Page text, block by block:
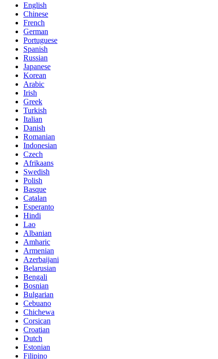
English
Chinese
French
German
Portuguese
Spanish
Russian
Japanese
Korean
Arabic
Irish
Greek
Turkish
Italian
Danish
Romanian
Indonesian
Czech
Afrikaans
Swedish
Polish
Basque
Catalan
Esperanto
Hindi
Lao
Albanian
Amharic
Armenian
Azerbaijani
Belarusian
Bengali
Bosnian
Bulgarian
Cebuano
Chichewa
Corsican
Croatian
Dutch
Estonian
Filipino